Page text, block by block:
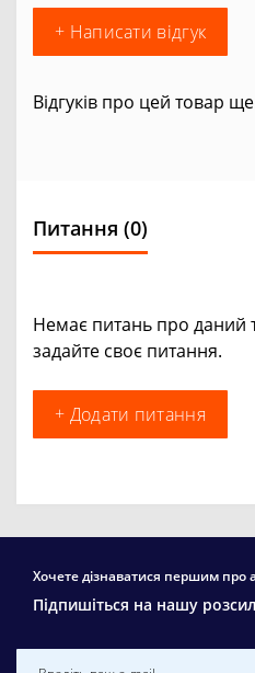
+ Написати відгук
Відгуків про цей товар
Питання (0)
Немає питань про даний
задайте своє питання.
+ Додати питання
Хочете дізнаватися першим про
Підпишіться на нашу